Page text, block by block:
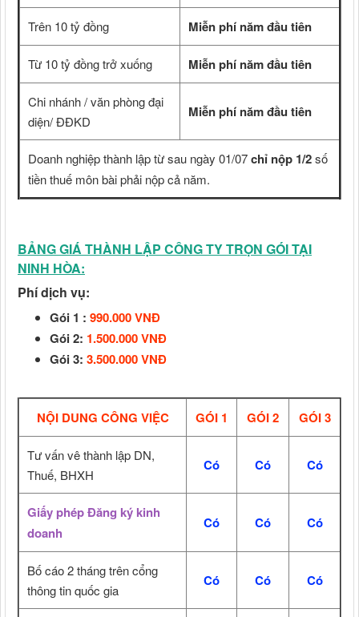
Trên 10 tỷ đồng Miễn phí năm đầu tiên
Từ 10 tỷ đồng trở xuống Miễn phí năm đầu tiên
Chi nhánh / văn phòng đại
diện/ ĐĐKD
Miễn phí năm đầu tiên
Doanh nghiệp thành lập từ sau ngày 01/07chỉ nộp 1/2số
tiền thuế môn bài phải nộp cả năm.
BẢNG GIÁ THÀNH LẬP CÔNG TY TRỌN GÓI TẠI
NINH HÒA:
Phí dịch vụ:
Gói 1 : 990.000 VNĐ
Gói 2: 1.500.000 VNĐ
Gói 3: 3.500.000 VNĐ
NỘI DUNG CÔNG VIỆC GÓI 1 GÓI 2 GÓI 3
Tư vấn vê thành lập DN,
Thuế, BHXH
Có Có Có
Giấy phép Đăng ký kinh
doanh
Có Có Có
Bố cáo 2 tháng trên cổng
thông tin quốc gia
Có Có Có